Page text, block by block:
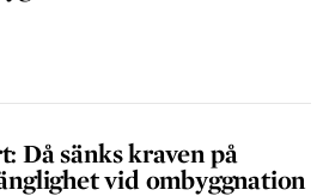
Då sänks kraven på
vid ombyggnation